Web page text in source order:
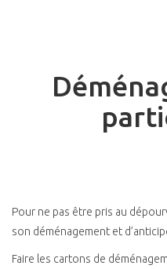
Pour ne pas être pris au
son déménagement et
Faire les cartons de